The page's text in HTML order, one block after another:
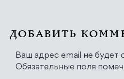
ДОБАВИТЬ
Ваш адрес email не будет
Обязательные поля